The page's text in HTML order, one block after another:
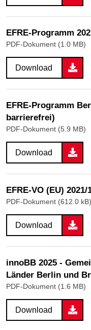
EFRE-Programm
PDF-Dokument (1.0 MB)
Download
EFRE-Programm
barrierefrei)
PDF-Dokument (5.9 MB)
Download
EFRE-VO (EU)
PDF-Dokument (612.0 kB)
Download
innoBB 2025 -
Länder Berlin und
PDF-Dokument (1.6 MB)
Download